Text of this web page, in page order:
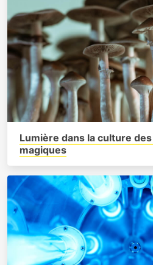
Lumière dans la culture
magiques